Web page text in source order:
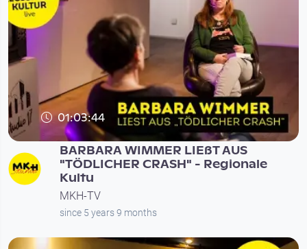
01:03:44
BARBARA WIMMER LIEßT AUS
"TÖDLICHER CRASH" - Regionale
Kultu
MKH-TV
since 5 years 9 months